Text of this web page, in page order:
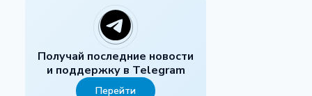
Получай последние новости
и поддержку в Telegram
Перейти